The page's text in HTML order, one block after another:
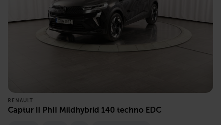
RENAULT
Captur II PhII Mildhybrid 140 techno EDC